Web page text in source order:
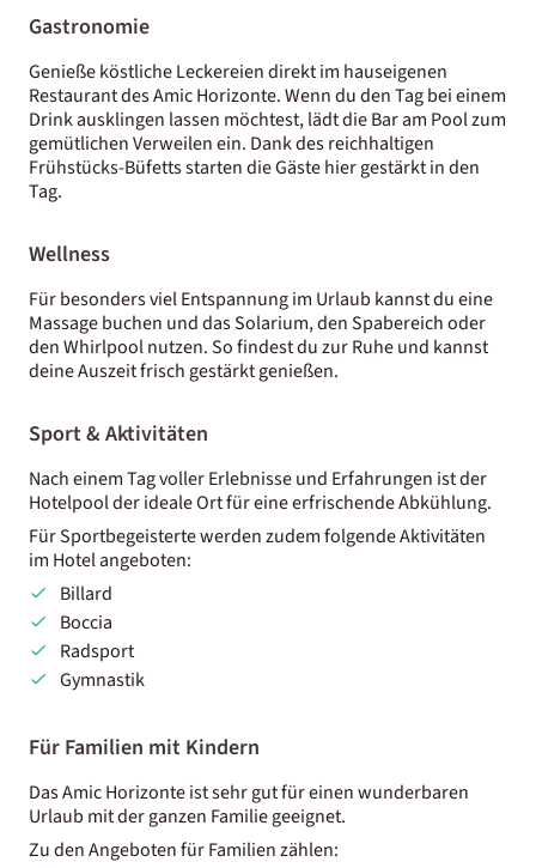
Gastronomie
Genieße köstliche Leckereien direkt im hauseigenen
Restaurant des Amic Horizonte. Wenn du den Tag bei einem
Drink ausklingen lassen möchtest, lädt die Bar am Pool zum
gemütlichen Verweilen ein. Dank des reichhaltigen
Frühstücks-Büfetts starten die Gäste hier gestärkt in den
Tag.
Wellness
Für besonders viel Entspannung im Urlaub kannst du eine
Massage buchen und das Solarium, den Spabereich oder
den Whirlpool nutzen. So findest du zur Ruhe und kannst
deine Auszeit frisch gestärkt genießen.
Sport & Aktivitäten
Nach einem Tag voller Erlebnisse und Erfahrungen ist der
Hotelpool der ideale Ort für eine erfrischende Abkühlung.
Für Sportbegeisterte werden zudem folgende Aktivitäten
im Hotel angeboten:
Billard
Boccia
Radsport
Gymnastik
Für Familien mit Kindern
Das Amic Horizonte ist sehr gut für einen wunderbaren
Urlaub mit der ganzen Familie geeignet.
Zu den Angeboten für Familien zählen: